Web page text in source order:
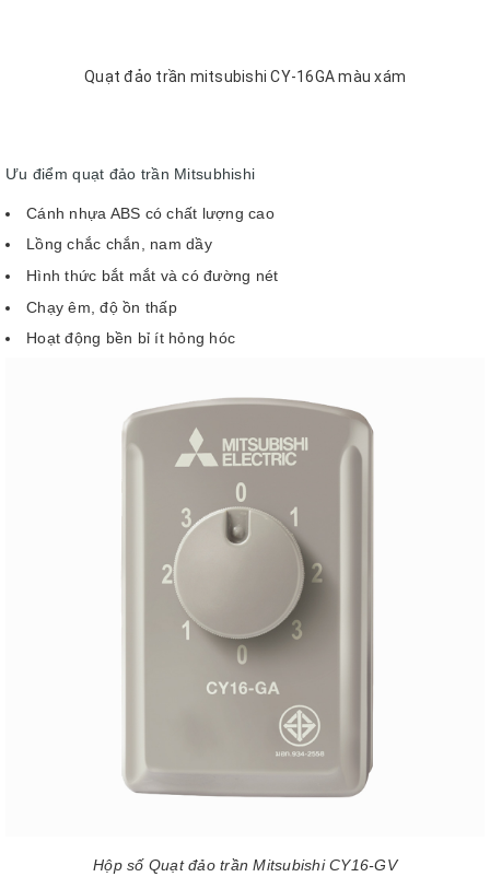
Quạt đảo trần mitsubishi CY-16GA màu xám
Ưu điểm quạt đảo trần Mitsubhishi
Cánh nhựa ABS có chất lượng cao
Lồng chắc chắn, nam dầy
Hình thức bắt mắt và có đường nét
Chạy êm, độ ồn thấp
Hoạt động bền bỉ ít hỏng hóc
Hộp số Quạt đảo trần Mitsubishi CY16-GV